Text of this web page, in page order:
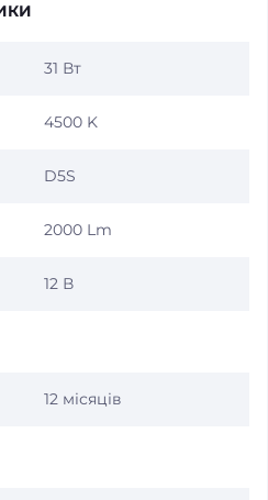
31 Вт
4500 K
D5S
2000 Lm
12 В
12 місяців